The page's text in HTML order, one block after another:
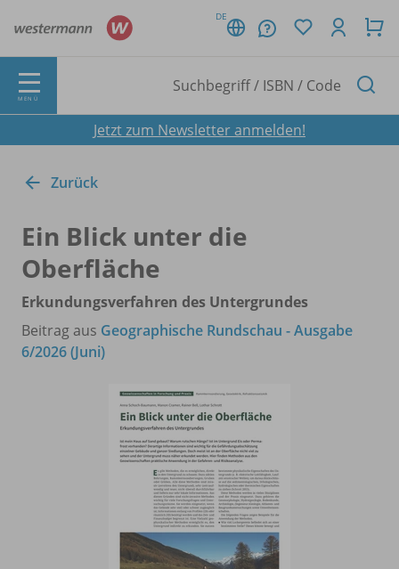
DE
MENÜ
Jetzt zum Newsletter anmelden!
Zurück
Ein Blick unter die
Oberfläche
Erkundungsverfahren des Untergrundes
Beitrag aus Geographische Rundschau - Ausgabe
6/2026 (Juni)